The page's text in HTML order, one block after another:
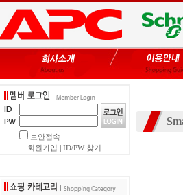
보안접속
회원가입
ID/PW 찾기